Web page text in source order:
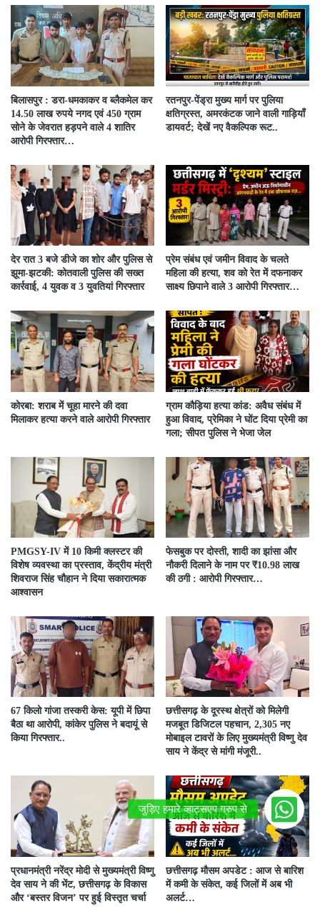
बिलासपुर : डरा-धमकाकर व ब्लैकमेल कर
14.50 लाख रुपये नगद एवं 450 ग्राम
सोने के जेवरात हड़पने वाले 4 शातिर
आरोपी गिरफ्तार…
रतनपुर-पेंड्रा मुख्य मार्ग पर पुलिया
क्षतिग्रस्त, अमरकंटक जाने वाली गाड़ियाँ
डायवर्ट; देखें नए वैकल्पिक रूट..
देर रात 3 बजे डीजे का शोर और पुलिस से
झूमा-झटकी: कोतवाली पुलिस की सख्त
कार्रवाई, 4 युवक व 3 युवतियां गिरफ्तार
प्रेम संबंध एवं जमीन विवाद के चलते
महिला की हत्या, शव को रेत में दफनाकर
साक्ष्य छिपाने वाले 3 आरोपी गिरफ्तार…
कोरबा: शराब में चूहा मारने की दवा
मिलाकर हत्या करने वाले आरोपी गिरफ्तार
ग्राम कौड़िया हत्या कांड: अवैध संबंध में
हुआ विवाद, प्रेमिका ने घोंट दिया प्रेमी का
गला; सीपत पुलिस ने भेजा जेल
PMGSY-IV में 10 किमी क्लस्टर की
विशेष व्यवस्था का प्रस्ताव, केंद्रीय मंत्री
शिवराज सिंह चौहान ने दिया सकारात्मक
आश्वासन
फेसबुक पर दोस्ती, शादी का झांसा और
नौकरी दिलाने के नाम पर ₹10.98 लाख
की ठगी : आरोपी गिरफ्तार…
67 किलो गांजा तस्करी केस: यूपी में छिपा
बैठा था आरोपी, कांकेर पुलिस ने बदायूं से
किया गिरफ्तार..
छत्तीसगढ़ के दूरस्थ क्षेत्रों को मिलेगी
मजबूत डिजिटल पहचान, 2,305 नए
मोबाइल टावरों के लिए मुख्यमंत्री विष्णु देव
साय ने केंद्र से मांगी मंजूरी..
प्रधानमंत्री नरेंद्र मोदी से मुख्यमंत्री विष्णु
देव साय ने की भेंट, छत्तीसगढ़ के विकास
और ‘बस्तर विजन’ पर हुई विस्तृत चर्चा
छत्तीसगढ़ मौसम अपडेट : आज से बारिश
में कमी के संकेत, कई जिलों में अब भी
अलर्ट…